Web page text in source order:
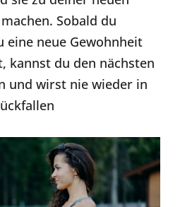
Sobald du
eine neue Gewohnheit
kannst du den nächsten
und wirst nie wieder in